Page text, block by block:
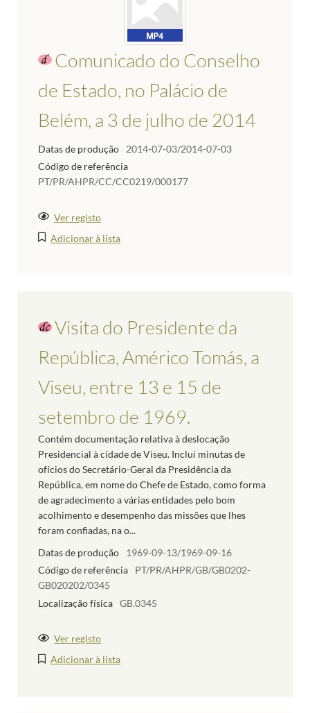
Comunicado do Conselho
de Estado, no Palácio de
Belém, a 3 de julho de 2014
Datas de produção
2014-07-03/2014-07-03
Código de referência
PT/PR/AHPR/CC/CC0219/000177
Ver registo
Adicionar à lista
Visita do Presidente da
República, Américo Tomás, a
Viseu, entre 13 e 15 de
setembro de 1969.
Contém documentação relativa à deslocação
Presidencial à cidade de Viseu. Inclui minutas de
ofícios do Secretário-Geral da Presidência da
República, em nome do Chefe de Estado, como forma
de agradecimento a várias entidades pelo bom
acolhimento e desempenho das missões que lhes
foram confiadas, na o...
Datas de produção
1969-09-13/1969-09-16
Código de referência
PT/PR/AHPR/GB/GB0202-
GB020202/0345
Localização física GB.0345
Ver registo
Adicionar à lista